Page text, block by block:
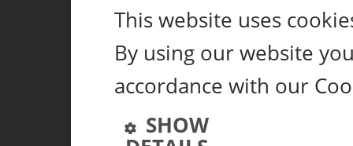
This website uses
By using our website
accordance with our
SHOW